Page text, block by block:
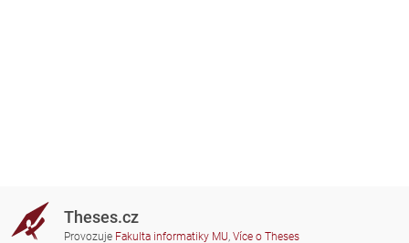
Theses.cz
Provozuje Fakulta informatiky MU, Více o Theses